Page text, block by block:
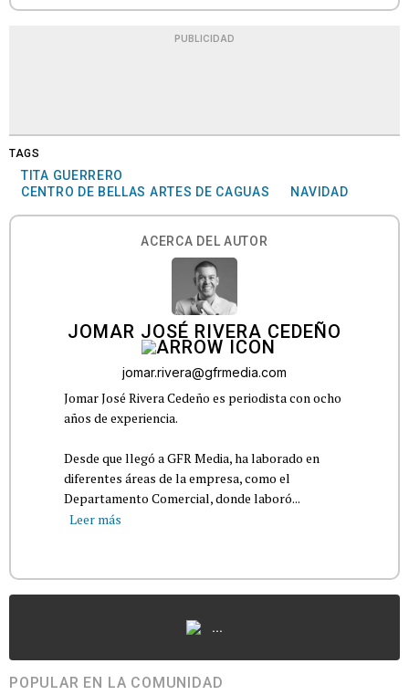
PUBLICIDAD
TAGS
TITA GUERRERO
CENTRO DE BELLAS ARTES DE CAGUAS
NAVIDAD
ACERCA DEL AUTOR
JOMAR JOSÉ RIVERA CEDEÑO
jomar.rivera@gfrmedia.com
Jomar José Rivera Cedeño es periodista con ocho
años de experiencia.
Desde que llegó a GFR Media, ha laborado en
diferentes áreas de la empresa, como el
Departamento Comercial, donde laboró...
Leer más
...
POPULAR EN LA COMUNIDAD